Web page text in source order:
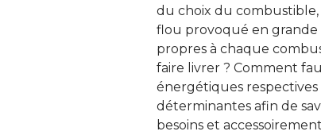
du choix du combustible,
flou provoqué en grande
propres à chaque
faire livrer ? Comment
énergétiques
déterminantes afin de
besoins et